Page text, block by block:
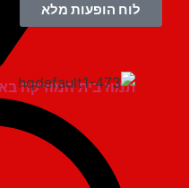
תמוז בית המוזיקה באר שבע
לוח הופעות מלא